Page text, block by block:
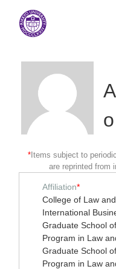
o
* Items subject to
are reprinted from
Affiliation*
College of Law
International
Graduate School
Program in Law
Graduate School
Program in Law